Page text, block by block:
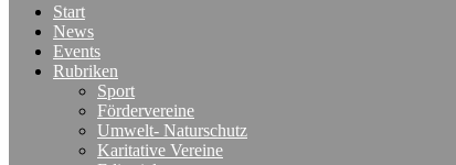
Start
News
Events
Rubriken
Sport
Fördervereine
Umwelt- Naturschutz
Karitative Vereine